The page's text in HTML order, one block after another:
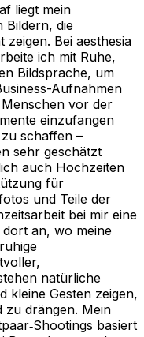
liegt mein
Bildern, die
Bei aesthesia
ich mit Ruhe,
Bildsprache, um
Aufnahmen
vor der
einzufangen
schaffen –
sehr geschätzt
auch Hochzeiten
für
und Teile der
bei mir eine
an, wo meine
natürliche
kleine Gesten zeigen,
zu drängen. Mein
basiert